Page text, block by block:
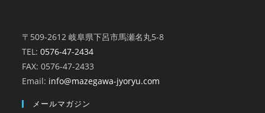
〒509-2612 岐阜県下呂市馬瀬名丸5-8
TEL:0576-47-2434
FAX: 0576-47-2433
Email: info@mazegawa-jyoryu.com
メールマガジン